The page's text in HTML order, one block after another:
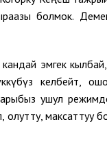
болмок.
эмгек
келбейт,
ушул
максаттуу